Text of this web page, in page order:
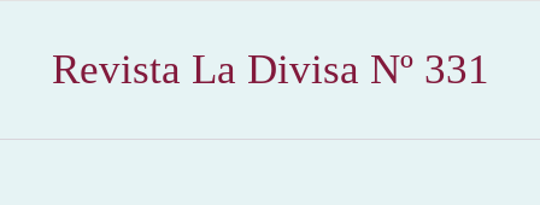
Revista La Divisa Nº 331